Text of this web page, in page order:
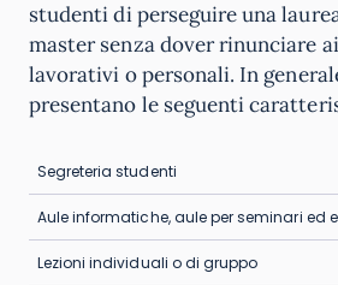
studenti di perseguire una
master senza dover rinunciare
lavorativi o personali. In
presentano le seguenti
Segreteria studenti
Aule informatiche, aule per seminari ed
Lezioni individuali o di gruppo